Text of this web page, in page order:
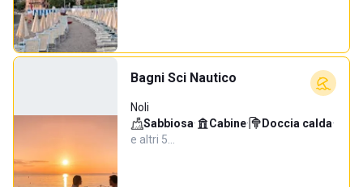
Bagni Sci Nautico
Noli
Sabbiosa· Cabine· Doccia calda·
e altri 5…